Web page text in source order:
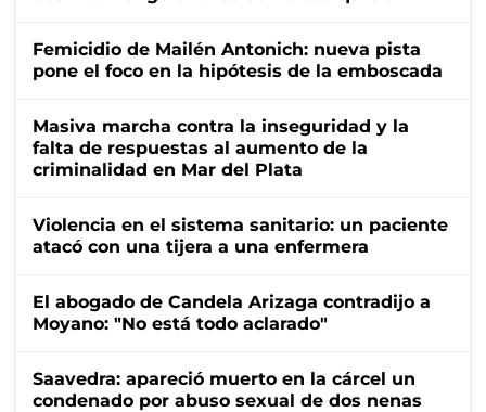
Femicidio de Mailén Antonich: nueva pista
pone el foco en la hipótesis de la emboscada
Masiva marcha contra la inseguridad y la
falta de respuestas al aumento de la
criminalidad en Mar del Plata
Violencia en el sistema sanitario: un paciente
atacó con una tijera a una enfermera
El abogado de Candela Arizaga contradijo a
Moyano: "No está todo aclarado"
Saavedra: apareció muerto en la cárcel un
condenado por abuso sexual de dos nenas